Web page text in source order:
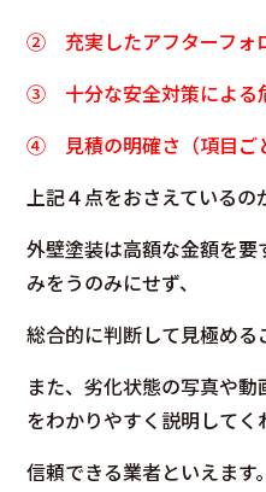
② 充実したアフターフォ
③ 十分な安全対策による
④ 見積の明確さ（項目ご
上記４点をおさえているの
外壁塗装は高額な金額を
みをうのみにせず、
総合的に判断して見極める
また、劣化状態の写真や
をわかりやすく説明してく
信頼できる業者といえます。